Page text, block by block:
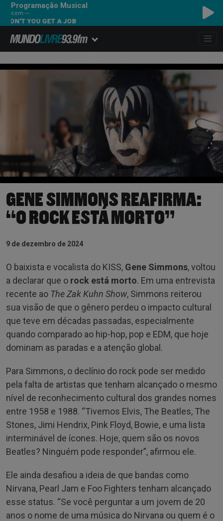
Programação Musical
com ---
YOU GET A JOB
GENE SIMMONS REAFIRMA:
“O ROCK ESTÁ MORTO”
9 de dezembro de 2024
O baixista e vocalista do KISS, Gene Simmons, voltou
a declarar que o rock está morto. Em uma entrevista
recente ao The Zak Kuhn Show, Simmons reiterou
sua visão de que o gênero perdeu o impacto cultural
que teve em décadas passadas, especialmente
quando comparado ao hip-hop, pop e EDM, que hoje
dominam as paradas e a atenção global.
Para Simmons, o declínio do rock pode ser medido
pela falta de artistas que tenham alcançado o mesmo
nível de reconhecimento cultural dos grandes nomes
entre 1958 e 1988. “Tivemos Elvis, The Beatles, The
Stones, Jimi Hendrix, Pink Floyd, Bowie, e uma lista
interminável de ícones. Hoje, quem são os novos
Beatles? Ninguém pode responder”, afirmou ele.
Ele ainda desafiou a ideia de que bandas como
Nirvana, Pearl Jam e Foo Fighters tenham alcançado
esse status. “Se você perguntar a um jovem de 20
anos o nome de uma música do Nirvana ou quem é o